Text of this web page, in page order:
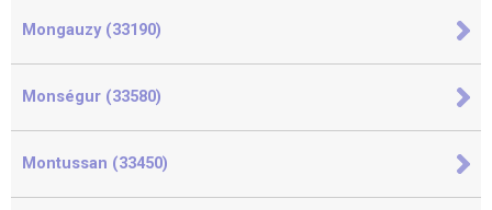
Mongauzy (33190)
Monségur (33580)
Montussan (33450)